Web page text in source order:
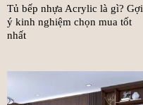
Tủ bếp nhựa Acrylic là gì? Gợi
ý kinh nghiệm chọn mua tốt
nhất